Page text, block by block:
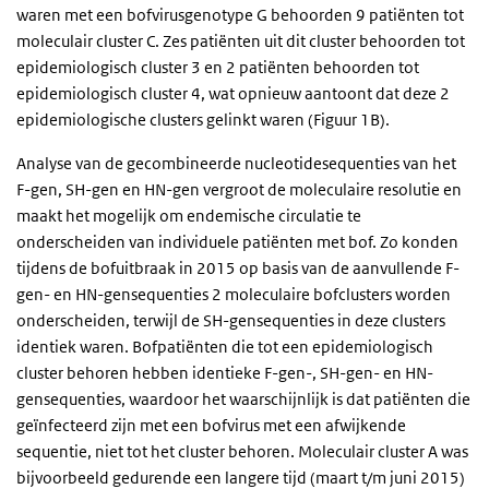
waren met een bofvirusgenotype G behoorden 9 patiënten tot
moleculair cluster C. Zes patiënten uit dit cluster behoorden tot
epidemiologisch cluster 3 en 2 patiënten behoorden tot
epidemiologisch cluster 4, wat opnieuw aantoont dat deze 2
epidemiologische clusters gelinkt waren (Figuur 1B).
Analyse van de gecombineerde nucleotidesequenties van het
F-gen, SH-gen en HN-gen vergroot de moleculaire resolutie en
maakt het mogelijk om endemische circulatie te
onderscheiden van individuele patiënten met bof. Zo konden
tijdens de bofuitbraak in 2015 op basis van de aanvullende F-
gen- en HN-gensequenties 2 moleculaire bofclusters worden
onderscheiden, terwijl de SH-gensequenties in deze clusters
identiek waren. Bofpatiënten die tot een epidemiologisch
cluster behoren hebben identieke F-gen-, SH-gen- en HN-
gensequenties, waardoor het waarschijnlijk is dat patiënten die
geïnfecteerd zijn met een bofvirus met een afwijkende
sequentie, niet tot het cluster behoren. Moleculair cluster A was
bijvoorbeeld gedurende een langere tijd (maart t/m juni 2015)